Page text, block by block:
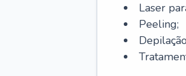
Laser
Peeling;